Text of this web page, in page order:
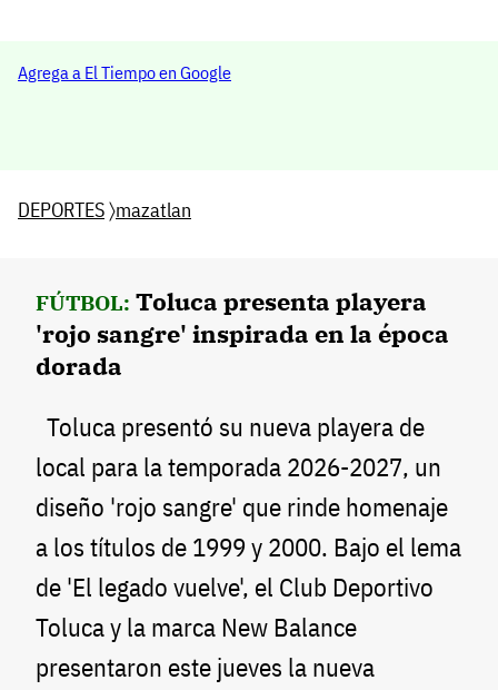
Agrega a El Tiempo en Google
DEPORTES〉mazatlan
FÚTBOL: Toluca presenta playera
'rojo sangre' inspirada en la época
dorada
Toluca presentó su nueva playera de
local para la temporada 2026-2027, un
diseño 'rojo sangre' que rinde homenaje
a los títulos de 1999 y 2000. Bajo el lema
de 'El legado vuelve', el Club Deportivo
Toluca y la marca New Balance
presentaron este jueves la nueva